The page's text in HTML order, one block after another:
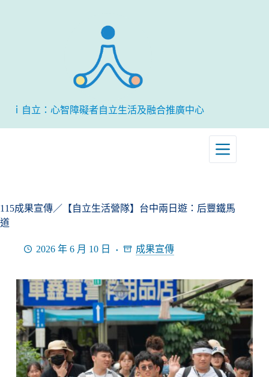
ｉ自立：心智障礙者自立生活及融合推廣中心
115成果宣傳／【自立生活營隊】台中兩日遊：后豐鐵馬
道
2026 年 6 月 10 日 成果宣傳